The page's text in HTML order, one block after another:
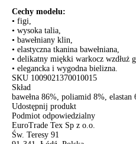
Cechy modelu:
• figi,
• wysoka talia,
• bawełniany klin,
• elastyczna tkanina bawełniana,
• delikatny miękki warkocz wzdłuż
• elegancka i wygodna bielizna.
SKU 1009021370010015
Skład
bawełna 86%, poliamid 8%, elastan
Udostępnij produkt
Podmiot odpowiedzialny
EuroTrade Tex Sp z o.o.
Św. Teresy 91